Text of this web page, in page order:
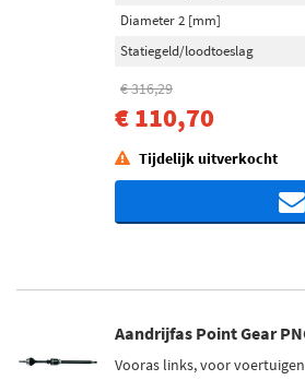
Diameter 2 [mm]
Statiegeld/loodtoeslag
€ 316,29
€ 110,70
Tijdelijk uitverkocht
Aandrijfas Point Gear
Vooras links, voor